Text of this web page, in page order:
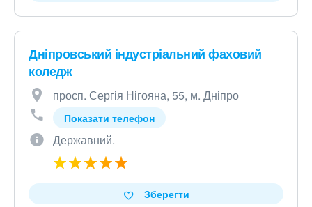
Дніпровський індустріальний фаховий
коледж
просп. Сергія Нігояна, 55, м. Дніпро
Показати телефон
Державний.
Зберегти